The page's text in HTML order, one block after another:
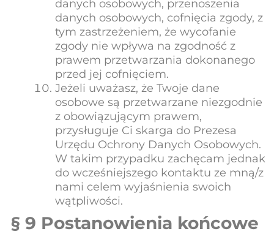
danych osobowych, przenoszenia
danych osobowych, cofnięcia zgody, z
tym zastrzeżeniem, że wycofanie
zgody nie wpływa na zgodność z
prawem przetwarzania dokonanego
przed jej cofnięciem.
Jeżeli uważasz, że Twoje dane
osobowe są przetwarzane niezgodnie
z obowiązującym prawem,
przysługuje Ci skarga do Prezesa
Urzędu Ochrony Danych Osobowych.
W takim przypadku zachęcam jednak
do wcześniejszego kontaktu ze mną/z
nami celem wyjaśnienia swoich
wątpliwości.
§ 9 Postanowienia końcowe